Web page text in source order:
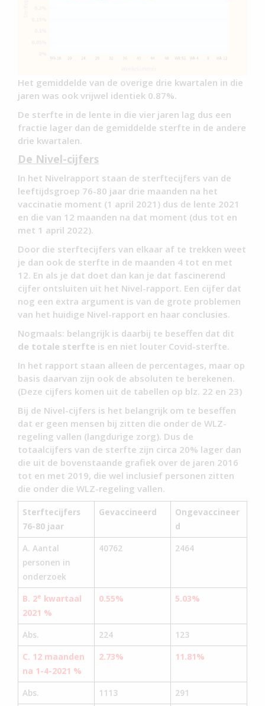
Het gemiddelde van de overige drie kwartalen in die
jaren was ook vrijwel identiek 0.87%.
De sterfte in de lente in die vier jaren lag dus een
fractie lager dan de gemiddelde sterfte in de andere
drie kwartalen.
De Nivel-cijfers
In het Nivelrapport staan de sterftecijfers van de
leeftijdsgroep 76-80 jaar drie maanden na het
vaccinatie moment (1 april 2021) dus de lente 2021
en die van 12 maanden na dat moment (dus tot en
met 1 april 2022).
Door die sterftecijfers van elkaar af te trekken weet
je dan ook de sterfte in de maanden 4 tot en met
12. En als je dat doet dan kan je dat fascinerend
cijfer ontsluiten uit het Nivel-rapport. Een cijfer dat
nog een extra argument is van de grote problemen
van het huidige Nivel-rapport en haar conclusies.
Nogmaals: belangrijk is daarbij te beseffen dat dit
de totale sterfte is en niet louter Covid-sterfte.
In het rapport staan alleen de percentages, maar op
basis daarvan zijn ook de absoluten te berekenen.
(Deze cijfers komen uit de tabellen op blz. 22 en 23)
Bij de Nivel-cijfers is het belangrijk om te beseffen
dat er geen mensen bij zitten die onder de WLZ-
regeling vallen (langdurige zorg). Dus de
totaalcijfers van de sterfte zijn circa 20% lager dan
die uit de bovenstaande grafiek over de jaren 2016
tot en met 2019, die wel inclusief personen zitten
die onder die WLZ-regeling vallen.
Sterftecijfers
76-80 jaar
Gevaccineerd
Ongevaccineer
d
A. Aantal
personen in
onderzoek
40762 2464
B. 2e kwartaal
2021 %
0.55% 5.03%
Abs. 224
123
C. 12 maanden
na 1-4-2021 %
2.73% 11.81%
Abs. 1113 291